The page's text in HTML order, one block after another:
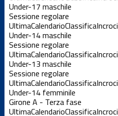
Under-17 maschile
Sessione regolare
UltimaCalendarioClassificaIncroci
Under-14 maschile
Sessione regolare
UltimaCalendarioClassificaIncroci
Under-13 maschile
Sessione regolare
UltimaCalendarioClassificaIncroci
Under-14 femminile
Girone A - Terza fase
UltimaCalendarioClassificaIncroci